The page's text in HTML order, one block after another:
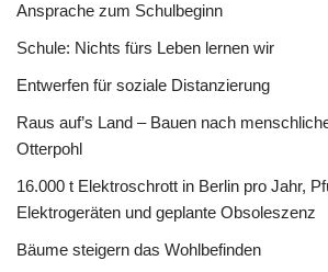
Ansprache zum Schulbeginn
Schule: Nichts fürs Leben lernen wir
Entwerfen für soziale Distanzierung
Raus auf’s Land – Bauen nach
Otterpohl
16.000 t Elektroschrott in Berlin pro Jahr,
Elektrogeräten und geplante Obsoleszenz
Bäume steigern das Wohlbefinden